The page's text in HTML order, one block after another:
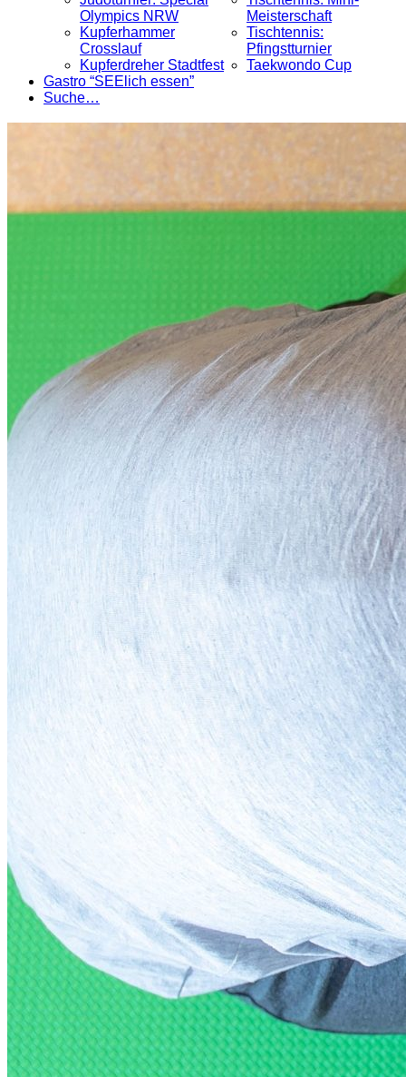
Olympics NRW
Kupferhammer
Crosslauf
Kupferdreher Stadtfest
Meisterschaft
Tischtennis:
Pfingstturnier
Taekwondo Cup
Gastro “SEElich essen”
Suche…